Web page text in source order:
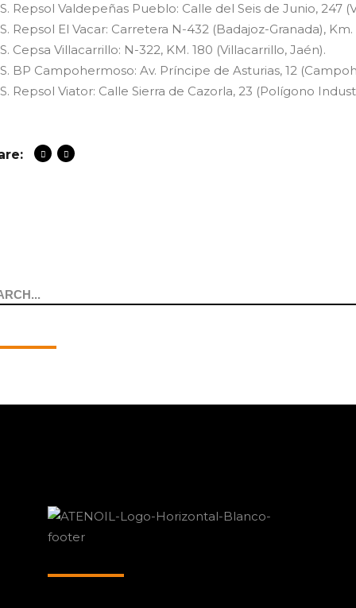
Repsol Valdepeñas Pueblo: Calle del Seis de Junio, 247
Repsol El Vacar: Carretera N-432 (Badajoz-Granada),
Cepsa Villacarrillo: N-322, KM. 180 (Villacarrillo, Jaén).
BP Campohermoso: Av. Príncipe de Asturias, 12
Repsol Viator: Calle Sierra de Cazorla, 23 (Polígono